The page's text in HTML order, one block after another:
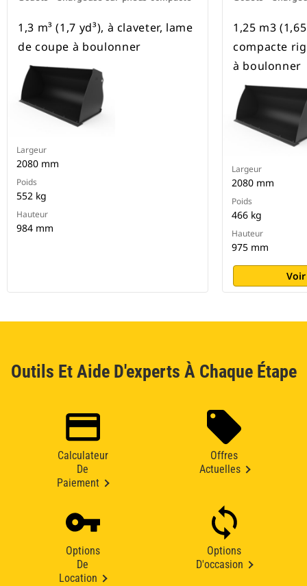
1,3 m³ (1,7 yd³), à claveter, lame
de coupe à boulonner
Largeur
2080 mm
Poids
552 kg
Hauteur
984 mm
1,25 m3
compacte
à boulonner
Largeur
2080 mm
Poids
466 kg
Hauteur
975 mm
Outils Et Aide D'experts À Chaque Étape
Calculateur
De
Paiement
Offres
Actuelles
Options
De
Location
Options
D'occasion